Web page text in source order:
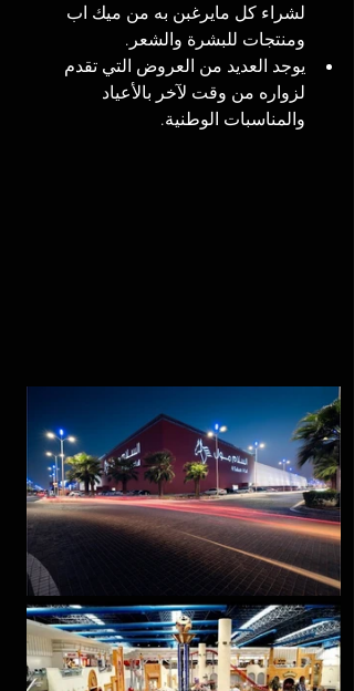
لشراء كل مايرغبن به من ميك اب
ومنتجات للبشرة والشعر.
يوجد العديد من العروض التي تقدم
لزواره من وقت لآخر بالأعياد
والمناسبات الوطنية.